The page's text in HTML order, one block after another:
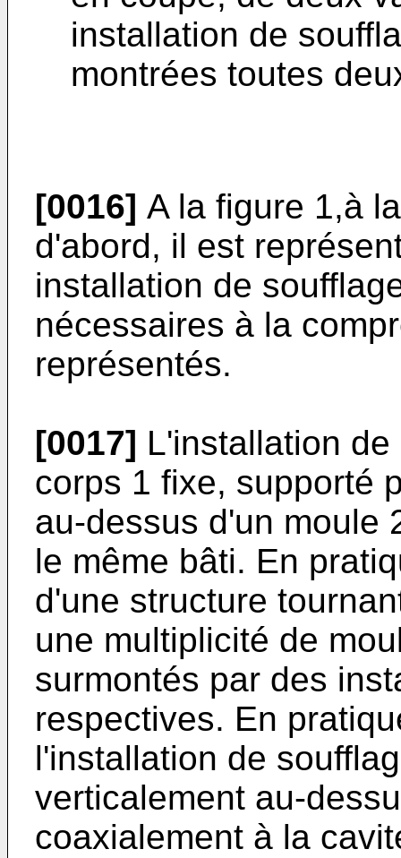
installation de
montrées toutes
[0016] A la figure 1,à
d'abord, il est
installation de
nécessaires à la
représentés.
[0017] L'installation
corps 1 fixe, supporté
au-dessus d'un moule
le même bâti. En
d'une structure
une multiplicité de
surmontés par des
respectives. En
l'installation de
verticalement au-
coaxialement à la